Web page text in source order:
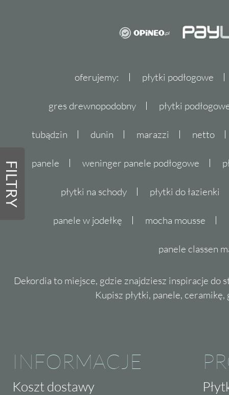
FILTRY
oferujemy: płytki podłogowe
gres drewnopodobny płytki
tubądzin dunin marazzi netto
panele weninger panele podłogowe
płytki na schody płytki do łazienki
panele w jodełkę mocha mousse
panele classen
Dekordia to miejsce, gdzie znajdziesz inspiracje do
Kupisz płytki, panele,
INFORMACJE
Koszt dostawy